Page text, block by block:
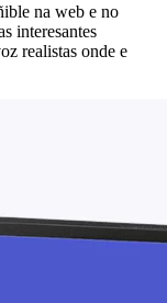
na web e no
interesantes
realistas onde e